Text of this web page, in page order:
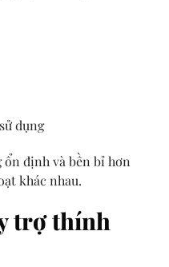
dụng
định và bền bỉ hơn
khác nhau.
trợ thính